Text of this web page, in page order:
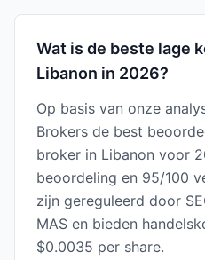
Wat is de beste lage
Libanon in 2026?
Op basis van onze
Brokers de best
broker in Libanon voor
beoordeling en 95/100
zijn gereguleerd door
MAS en bieden
$0.0035 per share.